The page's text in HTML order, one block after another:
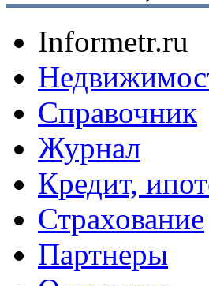
Informetr.ru
Справочник
Журнал
Кредит,
Страхование
Партнеры